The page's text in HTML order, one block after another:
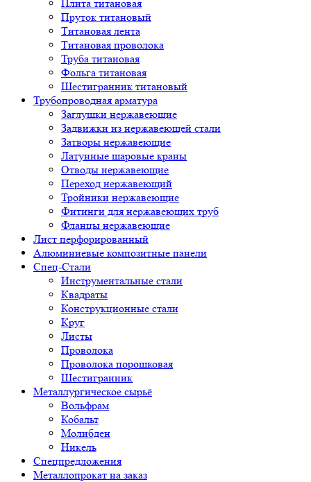
Плита титановая
Пруток титановый
Титановая лента
Титановая проволока
Труба титановая
Фольга титановая
Шестигранник титановый
Трубопроводная арматура
Заглушки нержавеющие
Задвижки из нержавеющей стали
Затворы нержавеющие
Латунные шаровые краны
Отводы нержавеющие
Переход нержавеющий
Тройники нержавеющие
Фитинги для нержавеющих труб
Фланцы нержавеющие
Лист перфорированный
Алюминиевые композитные панели
Спец-Стали
Инструментальные стали
Квадраты
Конструкционные стали
Круг
Листы
Проволока
Проволока порошковая
Шестигранник
Металлургическое сырьё
Вольфрам
Кобальт
Молибден
Никель
Спецпредложения
Металлопрокат на заказ